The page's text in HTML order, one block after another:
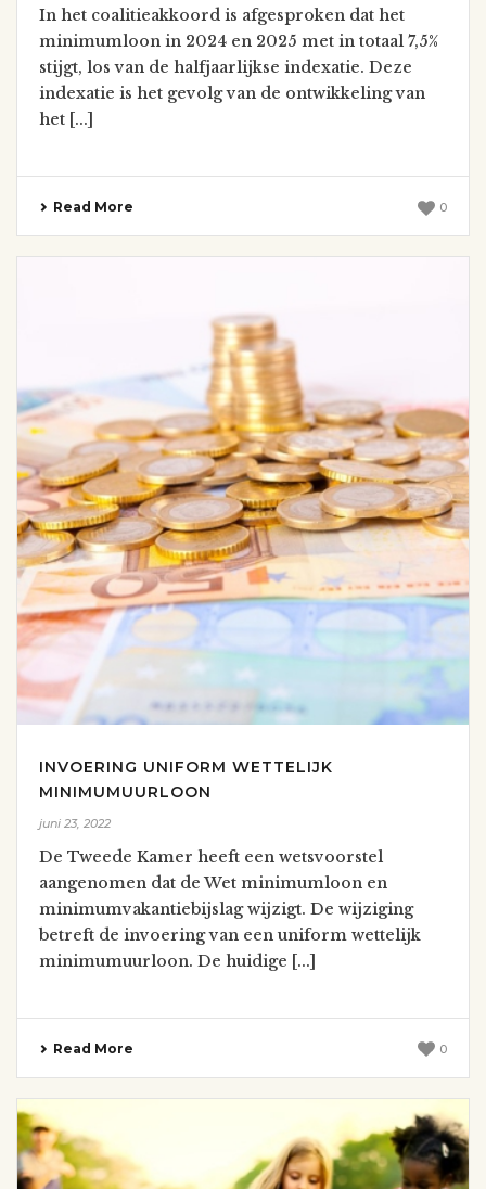
In het coalitieakkoord is afgesproken dat het
minimumloon in 2024 en 2025 met in totaal 7,5%
stijgt, los van de halfjaarlijkse indexatie. Deze
indexatie is het gevolg van de ontwikkeling van
het [...]
Read More 0
INVOERING UNIFORM WETTELIJK
MINIMUMUURLOON
juni 23, 2022
De Tweede Kamer heeft een wetsvoorstel
aangenomen dat de Wet minimumloon en
minimumvakantiebijslag wijzigt. De wijziging
betreft de invoering van een uniform wettelijk
minimumuurloon. De huidige [...]
Read More 0